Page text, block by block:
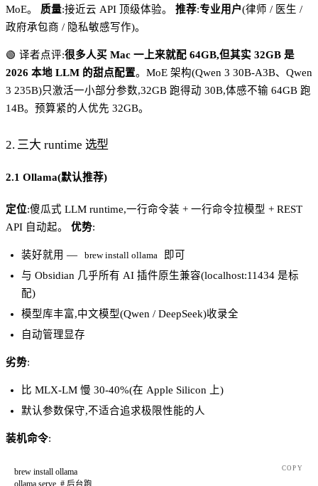
MoE。 质量:接近云 API 顶级体验。 推荐:专业用户(律师 / 医生 /
政府承包商 / 隐私敏感写作)。
🟢 译者点评:很多人买 Mac 一上来就配 64GB,但其实 32GB 是
2026 本地 LLM 的甜点配置。MoE 架构(Qwen 3 30B-A3B、Qwen
3 235B)只激活一小部分参数,32GB 跑得动 30B,体感不输 64GB 跑
14B。预算紧的人优先 32GB。
2. 三大 runtime 选型
2.1 Ollama(默认推荐)
定位:傻瓜式 LLM runtime,一行命令装 + 一行命令拉模型 + REST
API 自动起。 优势:
装好就用 — brew install ollama
即可
与 Obsidian 几乎所有 AI 插件原生兼容(localhost:11434 是标
配)
模型库丰富,中文模型(Qwen / DeepSeek)收录全
自动管理显存
劣势:
比 MLX-LM 慢 30-40%(在 Apple Silicon 上)
默认参数保守,不适合追求极限性能的人
装机命令:
brew install ollama
ollama serve
  # 后台跑
COPY